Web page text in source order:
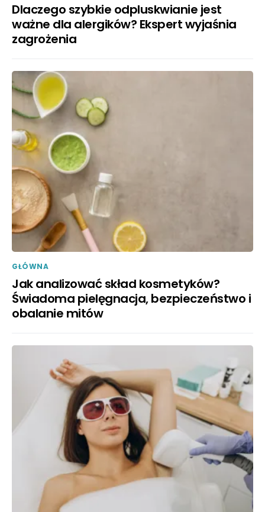
Dlaczego szybkie odpluskwianie jest
ważne dla alergików? Ekspert wyjaśnia
zagrożenia
GŁÓWNA
Jak analizować skład kosmetyków?
Świadoma pielęgnacja, bezpieczeństwo i
obalanie mitów